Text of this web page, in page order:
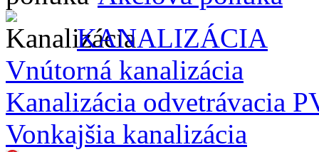
KANALIZÁCIA
Vnútorná kanalizácia
Kanalizácia odvetrávacia
Vonkajšia kanalizácia